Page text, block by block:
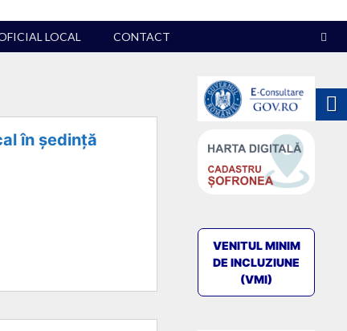
LOCAL CONTACT
în ședință
VENITUL MINIM
DE INCLUZIUNE
(VMI)